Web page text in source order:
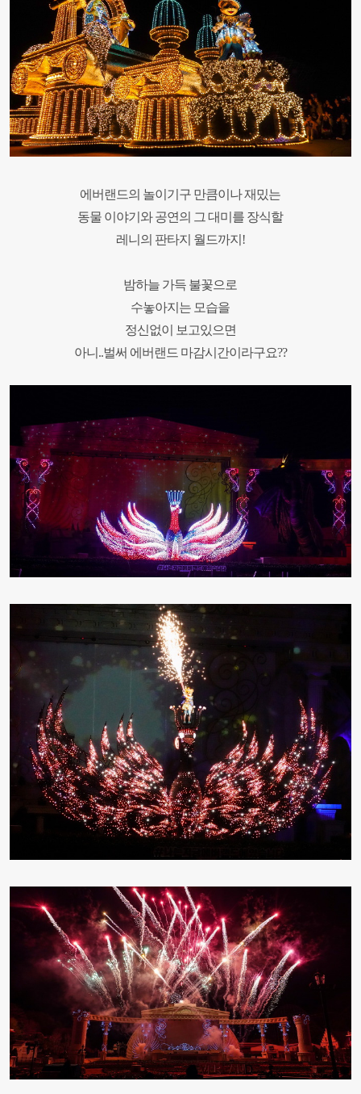
에버랜드의 놀이기구 만큼이나 재밌는
동물 이야기와 공연의 그 대미를 장식할
레니의 판타지 월드까지!
밤하늘 가득 불꽃으로
수놓아지는 모습을
정신없이 보고있으면
아니..벌써 에버랜드 마감시간이라구요??